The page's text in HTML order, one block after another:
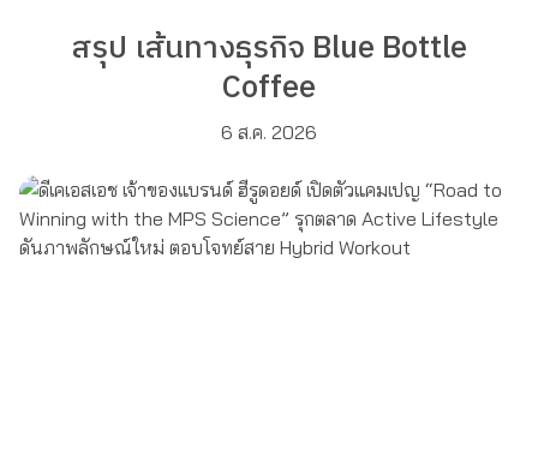
สรุป เส้นทางธุรกิจ Blue Bottle
Coffee
6 ส.ค. 2026